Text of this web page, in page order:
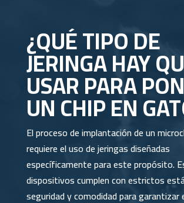
¿QUÉ TIPO DE
JERINGA HAY
USAR PARA
UN CHIP EN
El proceso de implantación de un
requiere el uso de jeringas diseñadas
específicamente para este propósito.
dispositivos cumplen con estrictos
seguridad y comodidad para garantizar